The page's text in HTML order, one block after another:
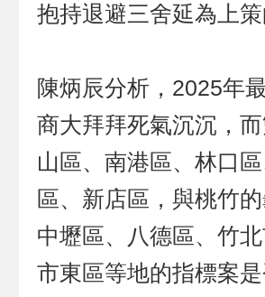
抱持退避三舍延為上策
陳炳辰分析，2025年
商大拜拜死氣沉沉，
山區、南港區、林口
區、新店區，與桃竹的
中壢區、八德區、竹
市東區等地的指標案